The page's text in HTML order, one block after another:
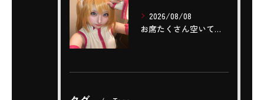
2026/08/08
お席たくさん空いております‼️